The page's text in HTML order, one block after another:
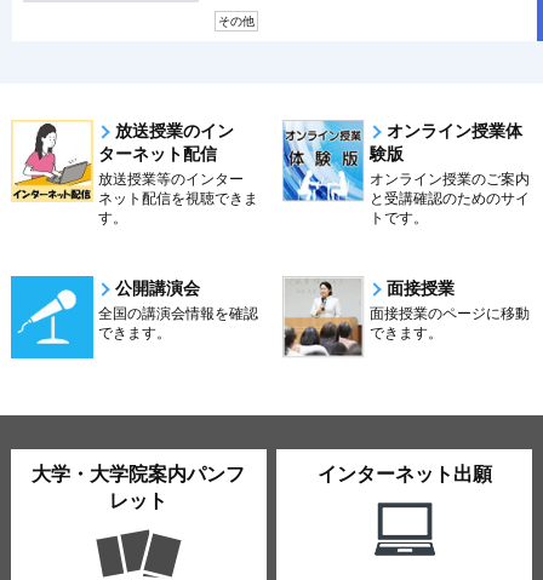
その他
放送授業のイン
ターネット配信
放送授業等のインター
ネット配信を視聴できま
す。
オンライン授業体
験版
オンライン授業のご案内
と受講確認のためのサイ
トです。
公開講演会
全国の講演会情報を確認
できます。
面接授業
面接授業のページに移動
できます。
大学・大学院案内パンフ
レット
インターネット出願